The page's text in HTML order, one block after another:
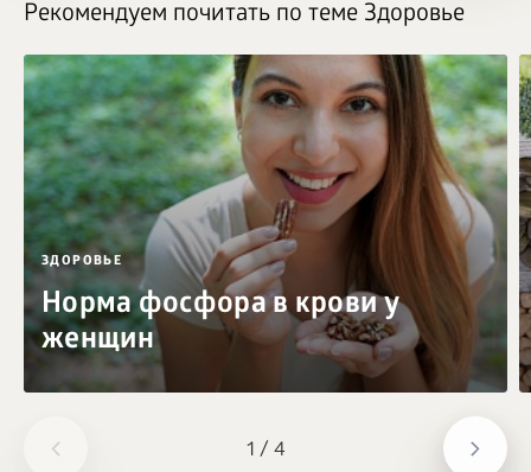
1 / 4
Рекомендуем почитать по теме Здоровье
ЗДОРОВЬЕ
Норма фосфора в крови у
женщин